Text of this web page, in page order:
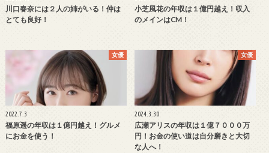
川口春奈には２人の姉がいる！仲は
とても良好！
小芝風花の年収は１億円越え！収入
のメインはCM！
女優
2022.7.3
福原遥の年収は１億円越え！グルメ
にお金を使う！
女優
2024.3.30
広瀬アリスの年収は１億７０００万
円！お金の使い道は自分磨きと大切
な人へ！